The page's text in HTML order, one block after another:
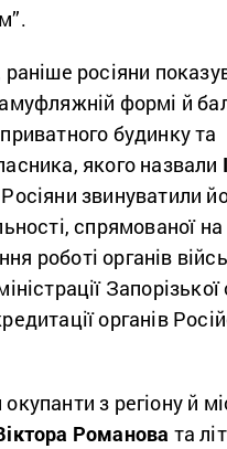
росіяни
формі й
будинку та
якого назвали
звинуватили
спрямованої на
роботі органів
Запорізької
органів
з регіону й
Романова та